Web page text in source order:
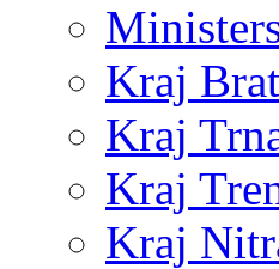
Kraj
Kraj
Kraj
Kraj